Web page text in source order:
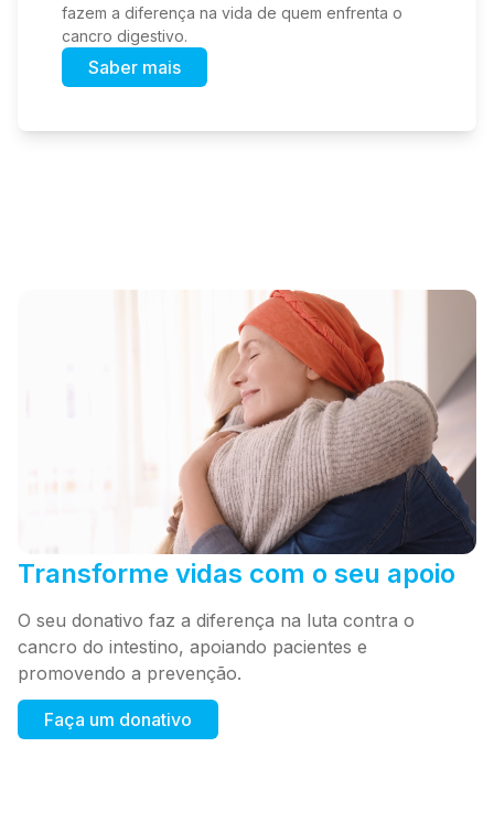
fazem a diferença na vida de quem enfrenta o
cancro digestivo.
Saber mais
Transforme vidas com o seu apoio
O seu donativo faz a diferença na luta contra o
cancro do intestino, apoiando pacientes e
promovendo a prevenção.
Faça um donativo